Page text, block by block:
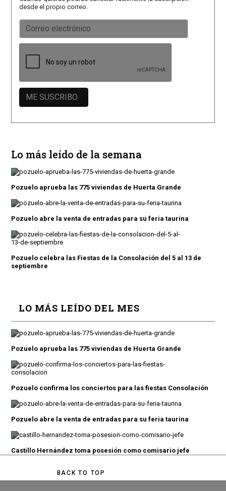
desde el propio correo.
Lo más leído de la semana
Pozuelo aprueba las 775 viviendas de Huerta Grande
Pozuelo abre la venta de entradas para su feria taurina
Pozuelo celebra las Fiestas de la Consolación del 5 al 13 de
septiembre
LO MÁS LEÍDO DEL MES
Pozuelo aprueba las 775 viviendas de Huerta Grande
Pozuelo confirma los conciertos para las fiestas Consolación
Pozuelo abre la venta de entradas para su feria taurina
Castillo Hernández toma posesión como comisario jefe
BACK TO TOP